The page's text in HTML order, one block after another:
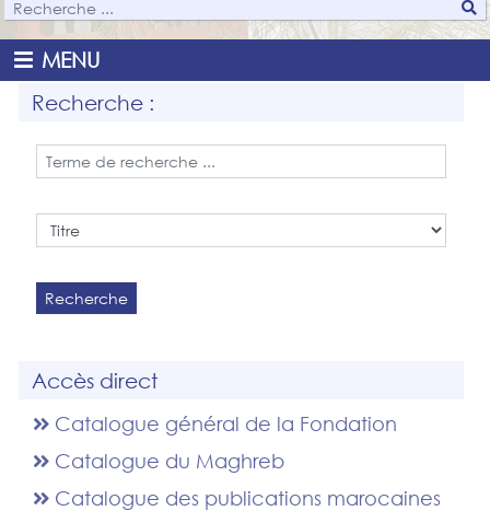
MENU
Recherche :
Recherche
Accès direct
Catalogue général de la Fondation
Catalogue du Maghreb
Catalogue des publications marocaines